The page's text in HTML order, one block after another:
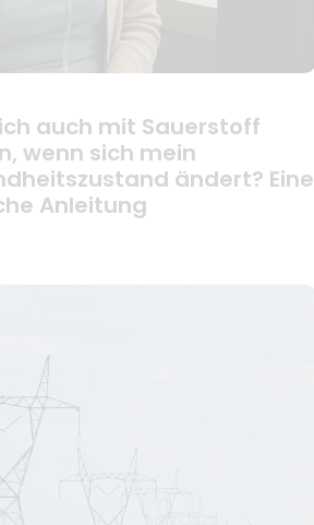
auch mit Sauerstoff
wenn sich mein
ändert? Eine
Anleitung